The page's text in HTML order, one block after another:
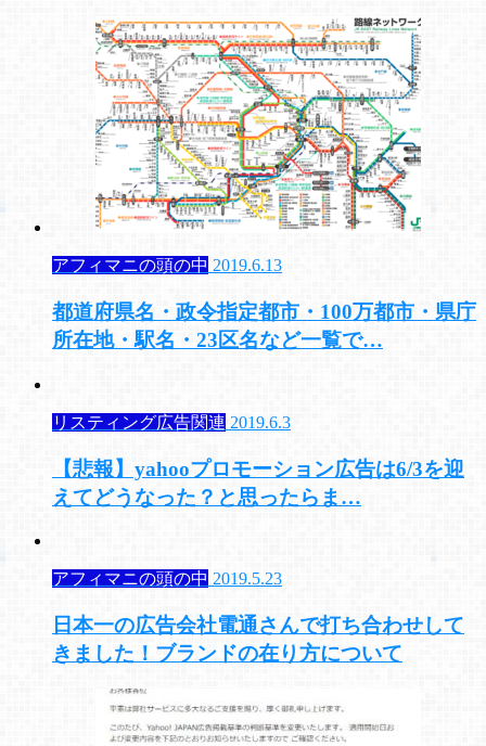
アフィマニの頭の中 2019.6.13
都道府県名・政令指定都市・100万都市・県庁
所在地・駅名・23区名など一覧で…
リスティング広告関連 2019.6.3
【悲報】yahooプロモーション広告は6/3を迎
えてどうなった？と思ったらま…
アフィマニの頭の中 2019.5.23
日本一の広告会社電通さんで打ち合わせして
きました！ブランドの在り方について